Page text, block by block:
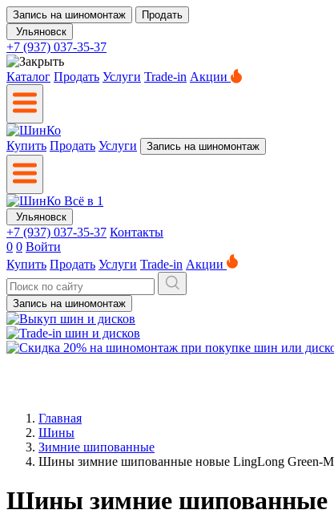
Запись на шиномонтаж
Продать
Ульяновск
+7 (937) 037-35-37
Каталог Продать Услуги Trade-in Акции
Купить Продать Услуги Запись на шиномонтаж
Ульяновск
+7 (937) 037-35-37 Контакты
0 0 Войти
Купить Продать Услуги Trade-in Акции
Запись на шиномонтаж
Главная
Шины
Зимние шипованные
Шины зимние шипованные новые LingLong Green-
Шины зимние шипованные